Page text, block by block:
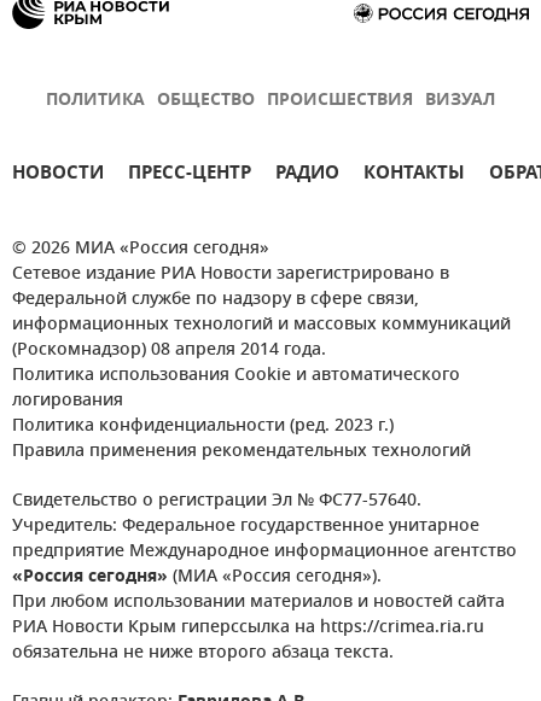
ПОЛИТИКА ОБЩЕСТВО ПРОИСШЕСТВИЯ ВИЗУАЛ
НОВОСТИ ПРЕСС-ЦЕНТР РАДИО КОНТАКТЫ
© 2026 МИА «Россия сегодня»
Сетевое издание РИА Новости зарегистрировано в
Федеральной службе по надзору в сфере связи,
информационных технологий и массовых коммуникаций
(Роскомнадзор) 08 апреля 2014 года.
Политика использования Cookie и автоматического
логирования
Политика конфиденциальности (ред. 2023 г.)
Правила применения рекомендательных технологий
Свидетельство о регистрации Эл № ФС77-57640.
Учредитель: Федеральное государственное унитарное
предприятие Международное информационное агентство
«Россия сегодня» (МИА «Россия сегодня»).
При любом использовании материалов и новостей сайта
РИА Новости Крым гиперссылка на https://crimea.ria.ru
обязательна не ниже второго абзаца текста.